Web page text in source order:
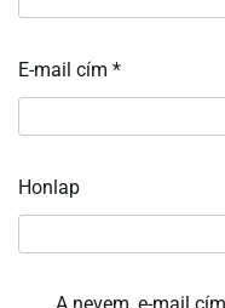
E-mail cím *
Honlap